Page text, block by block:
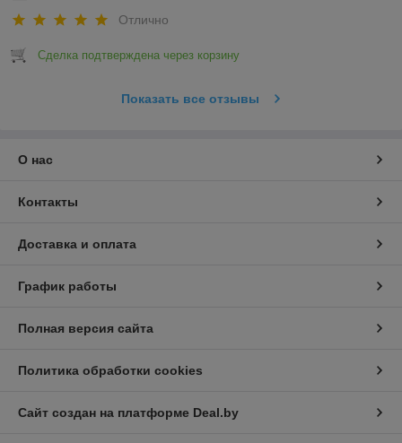
Отлично
Сделка подтверждена через корзину
Показать все отзывы
О нас
Контакты
Доставка и оплата
График работы
Полная версия сайта
Политика обработки cookies
Сайт создан на платформе Deal.by